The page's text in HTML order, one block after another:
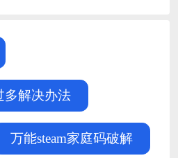
多解决办法
万能steam家庭码破解